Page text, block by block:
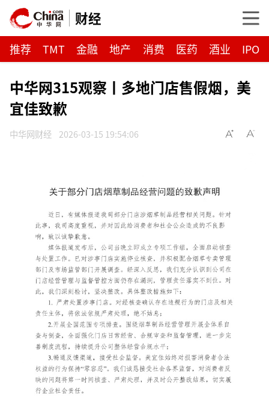
财经
推荐 TMT 金融 地产 消费 医药 酒业 IPO
中华网315观察丨多地门店售假烟，美
宜佳致歉
中华网财经 2026-03-15 19:54:06